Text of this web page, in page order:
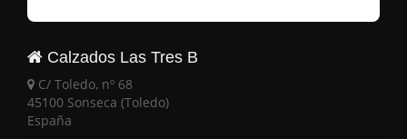
Calzados Las Tres B
C/ Toledo, nº 68
45100 Sonseca (Toledo)
España